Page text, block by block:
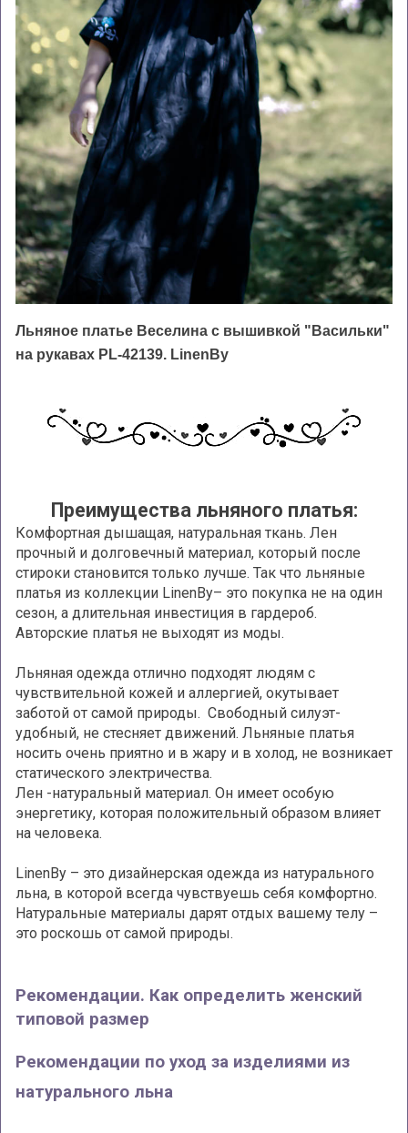
Льняное платье Веселина с вышивкой "Васильки"
на рукавах PL-42139. LinenBy
Преимущества льняного платья:
Комфортная дышащая, натуральная ткань. Лен
прочный и долговечный материал, который после
стироки становится только лучше. Так что льняные
платья из коллекции LinenBy– это покупка не на один
сезон, а длительная инвестиция в гардероб.
Авторские платья не выходят из моды.
Льняная одежда отлично подходят людям с
чувствительной кожей и аллергией, окутывает
заботой от самой природы. Свободный силуэт-
удобный, не стесняет движений. Льняные платья
носить очень приятно и в жару и в холод, не возникает
статического электричества.
Лен -натуральный материал. Он имеет особую
энергетику, которая положительный образом влияет
на человека.
LinenBy – это дизайнерская одежда из натурального
льна, в которой всегда чувствуешь себя комфортно.
Натуральные материалы дарят отдых вашему телу –
это роскошь от самой природы.
Рекомендации. Как определить женский
типовой размер
Рекомендации по уход за изделиями из
натурального льна